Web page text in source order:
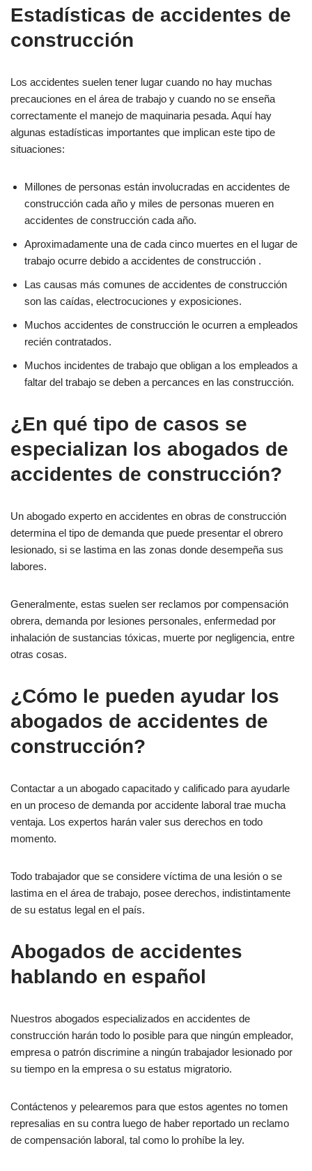
Estadísticas de accidentes de
construcción
Los accidentes suelen tener lugar cuando no hay muchas
precauciones en el área de trabajo y cuando no se enseña
correctamente el manejo de maquinaria pesada. Aquí hay
algunas estadísticas importantes que implican este tipo de
situaciones:
Millones de personas están involucradas en accidentes de
construcción cada año y miles de personas mueren en
accidentes de construcción cada año.
Aproximadamente una de cada cinco muertes en el lugar de
trabajo ocurre debido a accidentes de construcción .
Las causas más comunes de accidentes de construcción
son las caídas, electrocuciones y exposiciones.
Muchos accidentes de construcción le ocurren a empleados
recién contratados.
Muchos incidentes de trabajo que obligan a los empleados a
faltar del trabajo se deben a percances en las construcción.
¿En qué tipo de casos se
especializan los abogados de
accidentes de construcción?
Un abogado experto en accidentes en obras de construcción
determina el tipo de demanda que puede presentar el obrero
lesionado, si se lastima en las zonas donde desempeña sus
labores.
Generalmente, estas suelen ser reclamos por compensación
obrera, demanda por lesiones personales, enfermedad por
inhalación de sustancias tóxicas, muerte por negligencia, entre
otras cosas.
¿Cómo le pueden ayudar los
abogados de accidentes de
construcción?
Contactar a un abogado capacitado y calificado para ayudarle
en un proceso de demanda por accidente laboral trae mucha
ventaja. Los expertos harán valer sus derechos en todo
momento.
Todo trabajador que se considere víctima de una lesión o se
lastima en el área de trabajo, posee derechos, indistintamente
de su estatus legal en el país.
Abogados de accidentes
hablando en español
Nuestros abogados especializados en accidentes de
construcción harán todo lo posible para que ningún empleador,
empresa o patrón discrimine a ningún trabajador lesionado por
su tiempo en la empresa o su estatus migratorio.
Contáctenos y pelearemos para que estos agentes no tomen
represalias en su contra luego de haber reportado un reclamo
de compensación laboral, tal como lo prohíbe la ley.